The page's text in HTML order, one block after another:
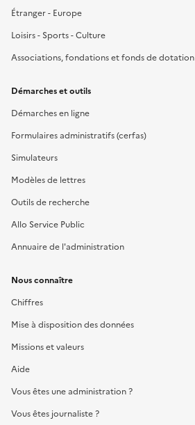
Étranger - Europe
Loisirs - Sports - Culture
Associations, fondations et fonds de dotation
Démarches et outils
Démarches en ligne
Formulaires administratifs (cerfas)
Simulateurs
Modèles de lettres
Outils de recherche
Allo Service Public
Annuaire de l'administration
Nous connaître
Chiffres
Mise à disposition des données
Missions et valeurs
Aide
Vous êtes une administration ?
Vous êtes journaliste ?